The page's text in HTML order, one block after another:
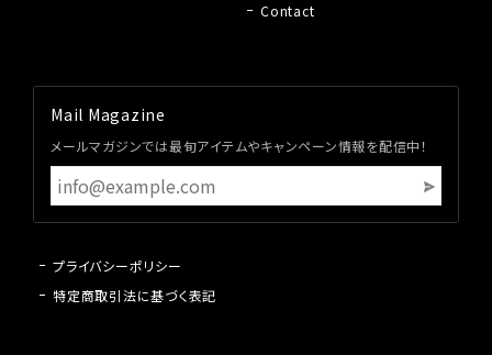
Contact
Mail Magazine
メールマガジンでは最旬アイテムやキャンペーン情報を配信中！
プライバシーポリシー
特定商取引法に基づく表記